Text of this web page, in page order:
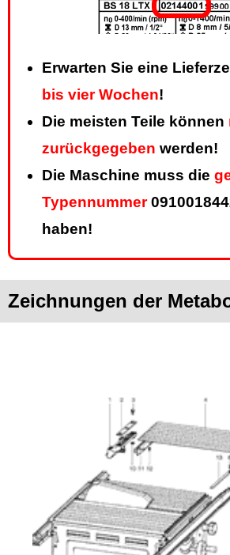
Erwarten Sie eine
bis vier Wochen!
Die meisten Teile können
zurückgegeben werden!
Die Maschine muss die
Typennummer
haben!
Zeichnungen der